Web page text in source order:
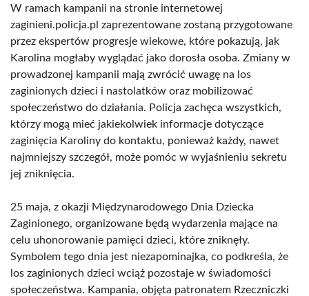
W ramach kampanii na stronie internetowej
zaginieni.policja.pl zaprezentowane zostaną przygotowane
przez ekspertów progresje wiekowe, które pokazują, jak
Karolina mogłaby wyglądać jako dorosła osoba. Zmiany w
prowadzonej kampanii mają zwrócić uwagę na los
zaginionych dzieci i nastolatków oraz mobilizować
społeczeństwo do działania. Policja zachęca wszystkich,
którzy mogą mieć jakiekolwiek informacje dotyczące
zaginięcia Karoliny do kontaktu, ponieważ każdy, nawet
najmniejszy szczegół, może pomóc w wyjaśnieniu sekretu
jej zniknięcia.
25 maja, z okazji Międzynarodowego Dnia Dziecka
Zaginionego, organizowane będą wydarzenia mające na
celu uhonorowanie pamięci dzieci, które zniknęły.
Symbolem tego dnia jest niezapominajka, co podkreśla, że
los zaginionych dzieci wciąż pozostaje w świadomości
społeczeństwa. Kampania, objęta patronatem Rzeczniczki